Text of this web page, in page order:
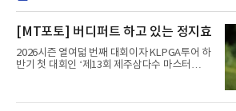
[MT포토] 버디퍼트 하고 있는 정지효
2026시즌 열여덟 번째 대회이자 KLPGA투어 하
반기 첫 대회인 ‘제13회 제주삼다수 마스터
트(파72/6,767야드)에서 열리고 있다.8일 현재